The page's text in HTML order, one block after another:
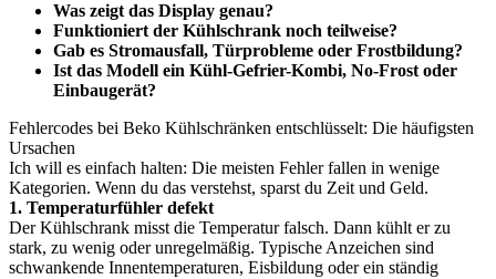
Was zeigt das Display genau?
Funktioniert der Kühlschrank noch teilweise?
Gab es Stromausfall, Türprobleme oder Frostbildung?
Ist das Modell ein Kühl-Gefrier-Kombi, No-Frost oder
Einbaugerät?
Fehlercodes bei Beko Kühlschränken entschlüsselt: Die häufigsten
Ursachen
Ich will es einfach halten: Die meisten Fehler fallen in wenige
Kategorien. Wenn du das verstehst, sparst du Zeit und Geld.
1. Temperaturfühler defekt
Der Kühlschrank misst die Temperatur falsch. Dann kühlt er zu
stark, zu wenig oder unregelmäßig. Typische Anzeichen sind
schwankende Innentemperaturen, Eisbildung oder ein ständig